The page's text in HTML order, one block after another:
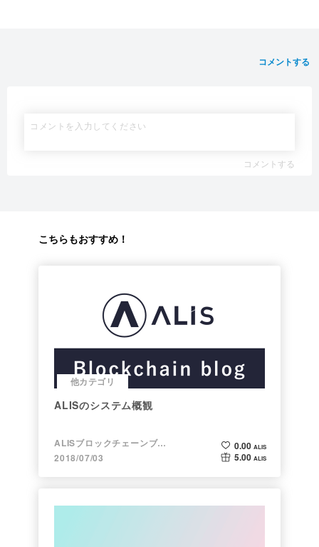
コメントする
コメントする
こちらもおすすめ！
他カテゴリ
ALISのシステム概観
ALISブロックチェーンブログ
2018/07/03
0.00 ALIS
5.00 ALIS